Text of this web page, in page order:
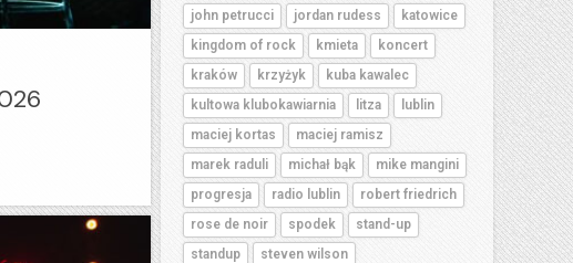
john petrucci
jordan rudess
katowice
kingdom of rock
kmieta
koncert
kraków
krzyżyk
kuba kawalec
kultowa klubokawiarnia
litza
lublin
maciej kortas
maciej ramisz
marek raduli
michał bąk
mike mangini
progresja
radio lublin
robert friedrich
rose de noir
spodek
stand-up
standup
steven wilson